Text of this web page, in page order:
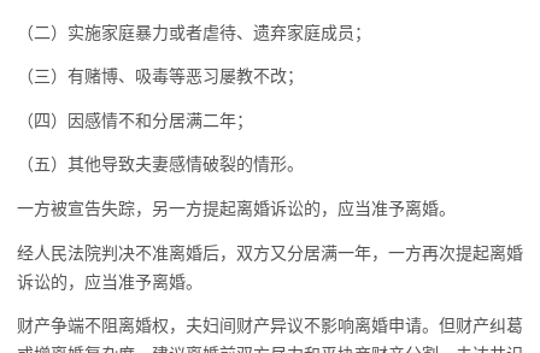
（二）实施家庭暴力或者虐待、遗弃家庭成员；
（三）有赌博、吸毒等恶习屡教不改；
（四）因感情不和分居满二年；
（五）其他导致夫妻感情破裂的情形。
一方被宣告失踪，另一方提起离婚诉讼的，应当准予离婚。
经人民法院判决不准离婚后，双方又分居满一年，一方再次提起离婚
诉讼的，应当准予离婚。
财产争端不阻离婚权，夫妇间财产异议不影响离婚申请。但财产纠葛